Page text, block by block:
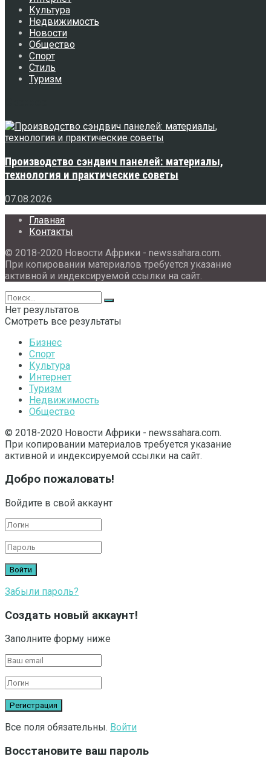
Культура
Недвижимость
Новости
Общество
Спорт
Стиль
Туризм
Производство сэндвич панелей: материалы,
технология и практические советы
07.08.2026
Главная
Контакты
© 2018-2020 Новости Африки - newssahara.com.
При копировании материалов требуется указание
активной и индексируемой ссылки на сайт.
Нет результатов
Смотреть все результаты
Бизнес
Спорт
Культура
Интернет
Туризм
Недвижимость
Общество
© 2018-2020 Новости Африки - newssahara.com.
При копировании материалов требуется указание
активной и индексируемой ссылки на сайт.
Добро пожаловать!
Войдите в свой аккаунт
Забыли пароль?
Создать новый аккаунт!
Заполните форму ниже
Все поля обязательны. Войти
Восстановите ваш пароль